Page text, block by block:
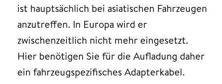
ist hauptsächlich bei asiatischen Fahrzeugen
anzutreffen. In Europa wird er
zwischenzeitlich nicht mehr eingesetzt.
Hier benötigen Sie für die Aufladung daher
ein fahrzeugspezifisches Adapterkabel.